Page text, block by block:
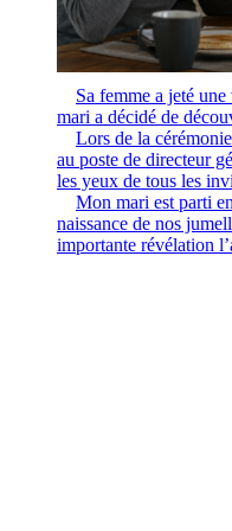
Sa femme a jeté
mari a décidé de
Lors de la
au poste de directeur
les yeux de tous les
Mon mari est parti
naissance de nos
importante révélation